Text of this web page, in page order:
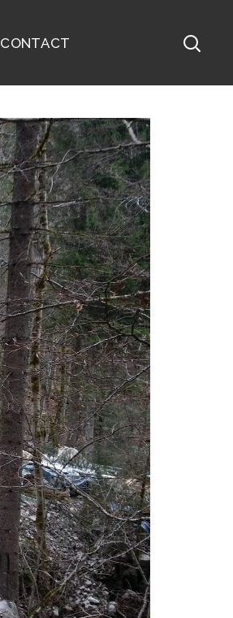
CONTACT